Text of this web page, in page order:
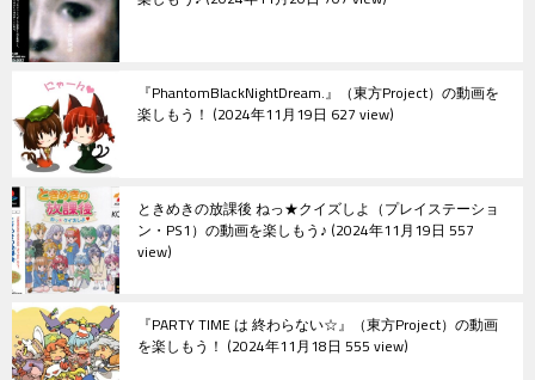
『PhantomBlackNightDream.』（東方Project）の動画を
楽しもう！ 2024年11月19日 627 view
ときめきの放課後 ねっ★クイズしよ（プレイステーショ
ン・PS1）の動画を楽しもう♪ 2024年11月19日 557
view
『PARTY TIME は 終わらない☆』（東方Project）の動画
を楽しもう！ 2024年11月18日 555 view